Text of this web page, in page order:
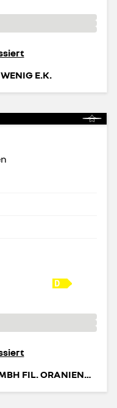
E.K.
AH GOTTHARD KÖNIG GMBH FIL. ORANIENBURG